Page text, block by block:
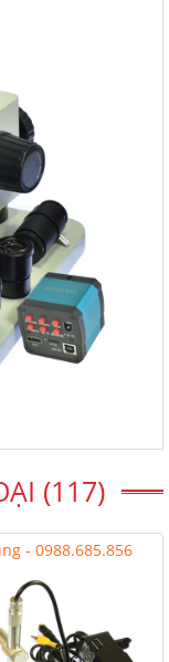
(117)
- 0988.685.856